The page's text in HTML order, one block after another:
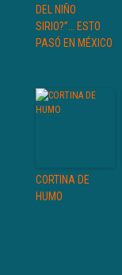
DEL NIÑO
SIRIO?”… ESTO
PASÓ EN MÉXICO
CORTINA DE
HUMO